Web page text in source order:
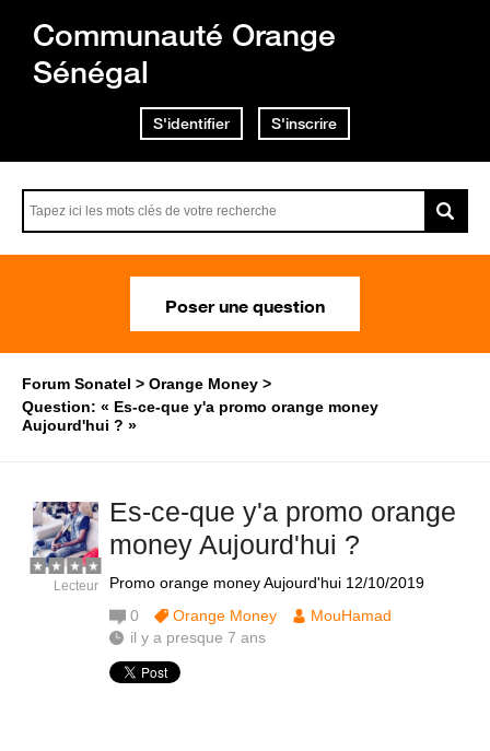
Communauté Orange
Sénégal
S'identifier S'inscrire
Poser une question
Forum Sonatel
Orange Money
Question: « Es-ce-que y'a promo orange money
Aujourd'hui ? »
Es-ce-que y'a promo orange
money Aujourd'hui ?
Promo orange money Aujourd'hui 12/10/2019
Lecteur
0 Orange Money
MouHamad
il y a presque 7 ans